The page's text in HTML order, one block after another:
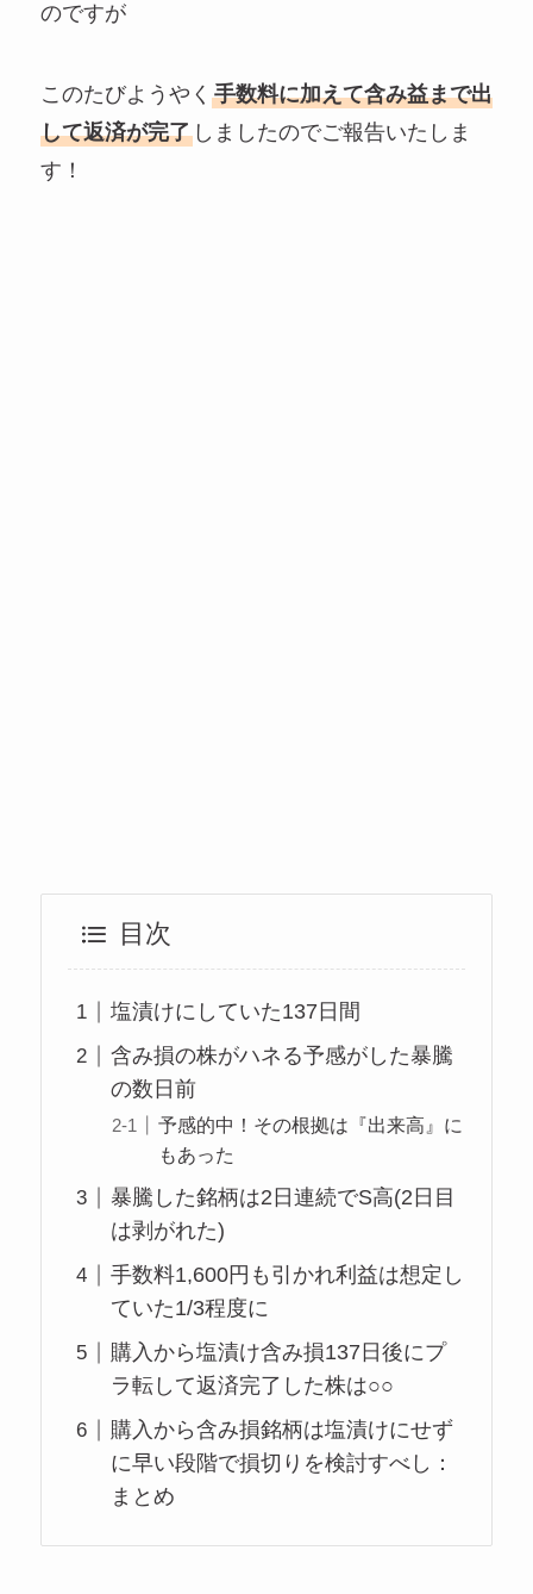
のですが
このたびようやく 手数料に加えて含み益まで出
して返済が完了しましたのでご報告いたしま
す！
目次
塩漬けにしていた137日間
含み損の株がハネる予感がした暴騰
の数日前
予感的中！その根拠は『出来高』に
もあった
暴騰した銘柄は2日連続でS高(2日目
は剥がれた)
手数料1,600円も引かれ利益は想定し
ていた1/3程度に
購入から塩漬け含み損137日後にプ
ラ転して返済完了した株は○○
購入から含み損銘柄は塩漬けにせず
に早い段階で損切りを検討すべし：
まとめ